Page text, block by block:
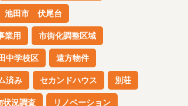
池田市 伏尾台
業用 市街化調整区域
中学校区 遠方物件
済み セカンドハウス 別荘
状況調査 リノベーション